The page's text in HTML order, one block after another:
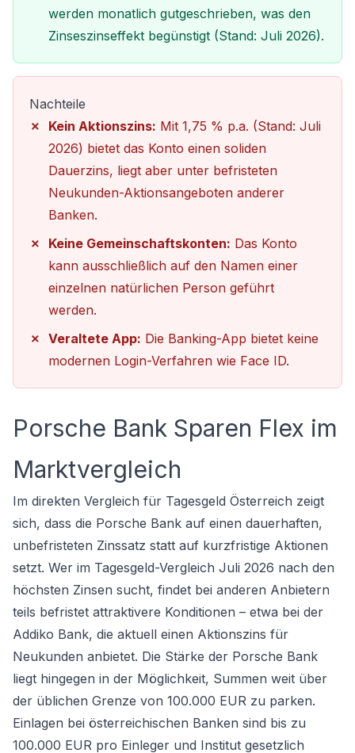
werden monatlich gutgeschrieben, was den
Zinseszinseffekt begünstigt (Stand: Juli 2026).
Nachteile
Kein Aktionszins: Mit 1,75 % p.a. (Stand: Juli
2026) bietet das Konto einen soliden
Dauerzins, liegt aber unter befristeten
Neukunden-Aktionsangeboten anderer
Banken.
Keine Gemeinschaftskonten: Das Konto
kann ausschließlich auf den Namen einer
einzelnen natürlichen Person geführt
werden.
Veraltete App: Die Banking-App bietet keine
modernen Login-Verfahren wie Face ID.
Porsche Bank Sparen Flex im
Marktvergleich
Im direkten Vergleich für Tagesgeld Österreich zeigt
sich, dass die Porsche Bank auf einen dauerhaften,
unbefristeten Zinssatz statt auf kurzfristige Aktionen
setzt. Wer im Tagesgeld-Vergleich Juli 2026 nach den
höchsten Zinsen sucht, findet bei anderen Anbietern
teils befristet attraktivere Konditionen – etwa bei der
Addiko Bank, die aktuell einen Aktionszins für
Neukunden anbietet. Die Stärke der Porsche Bank
liegt hingegen in der Möglichkeit, Summen weit über
der üblichen Grenze von 100.000 EUR zu parken.
Einlagen bei österreichischen Banken sind bis zu
100.000 EUR pro Einleger und Institut gesetzlich